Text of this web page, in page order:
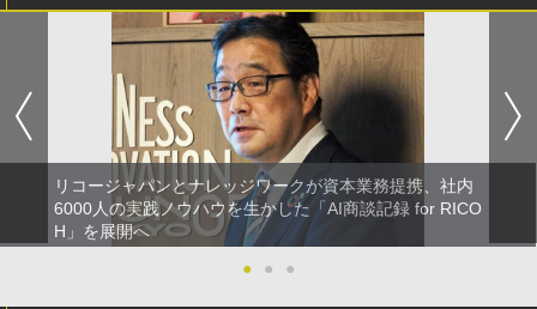
リコージャパンとナレッジワークが資本業務提携、社内
6000人の実践ノウハウを生かした「AI商談記録 for RICO
H」を展開へ
●
● ●